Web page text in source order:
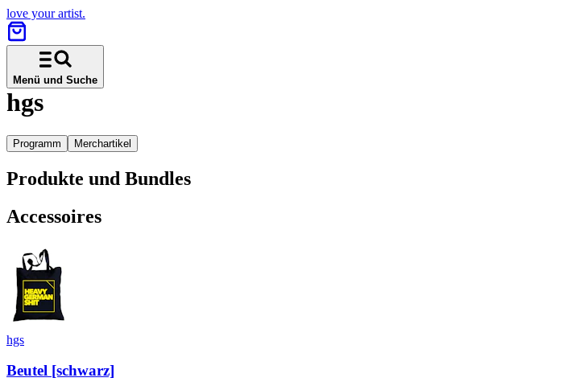
love your artist.
Menü und Suche
hgs
Programm Merchartikel
Produkte und Bundles
Accessoires
hgs
Beutel [schwarz]